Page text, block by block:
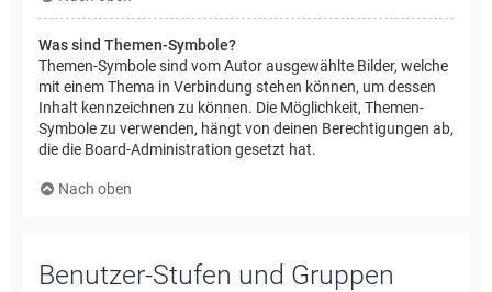
Was sind Themen-Symbole?
Themen-Symbole sind vom Autor ausgewählte Bilder, welche
mit einem Thema in Verbindung stehen können, um dessen
Inhalt kennzeichnen zu können. Die Möglichkeit, Themen-
Symbole zu verwenden, hängt von deinen Berechtigungen ab,
die die Board-Administration gesetzt hat.
Nach oben
Benutzer-Stufen und Gruppen